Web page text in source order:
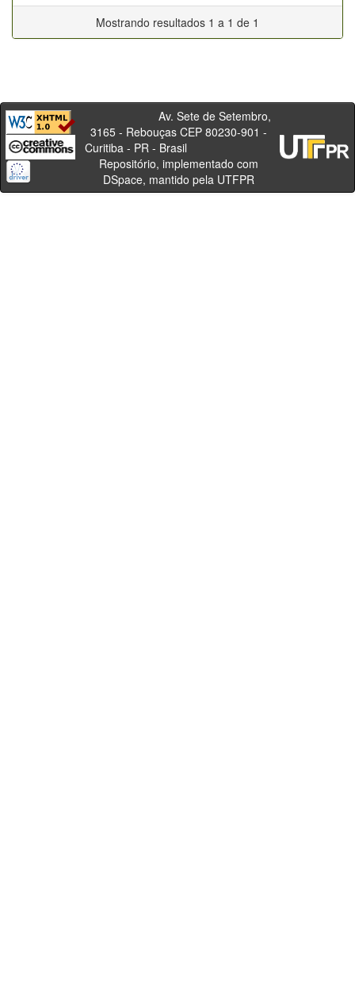
Mostrando resultados 1 a 1 de 1
Av. Sete de Setembro,
3165 - Rebouças CEP 80230-901 -
Curitiba - PR - Brasil
Repositório, implementado com
DSpace, mantido pela UTFPR